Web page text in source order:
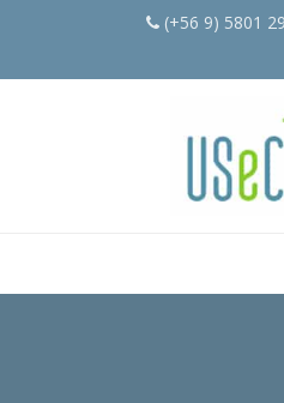
(+56 9) 5801